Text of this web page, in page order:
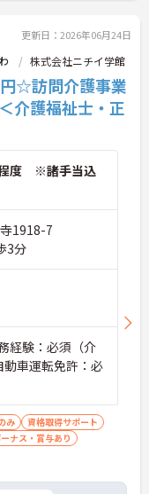
更新日：2026年06月24日
株式会社ニチイ学館
円☆訪問介護事業
介護福祉士・正
度 ※諸手当込
1918-7
3分
経験：必須（介
車運転免許：必
み
資格取得サポート
ナス・賞与あり